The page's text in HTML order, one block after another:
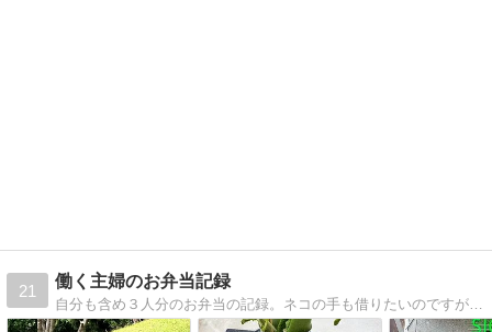
21
働く主婦のお弁当記録
自分も含め３人分のお弁当の記録。ネコの手も借りたいのですが事務所にネコ２匹います。